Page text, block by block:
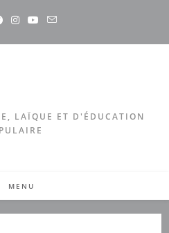
LAÏQUE ET D'ÉDUCATION
MENU